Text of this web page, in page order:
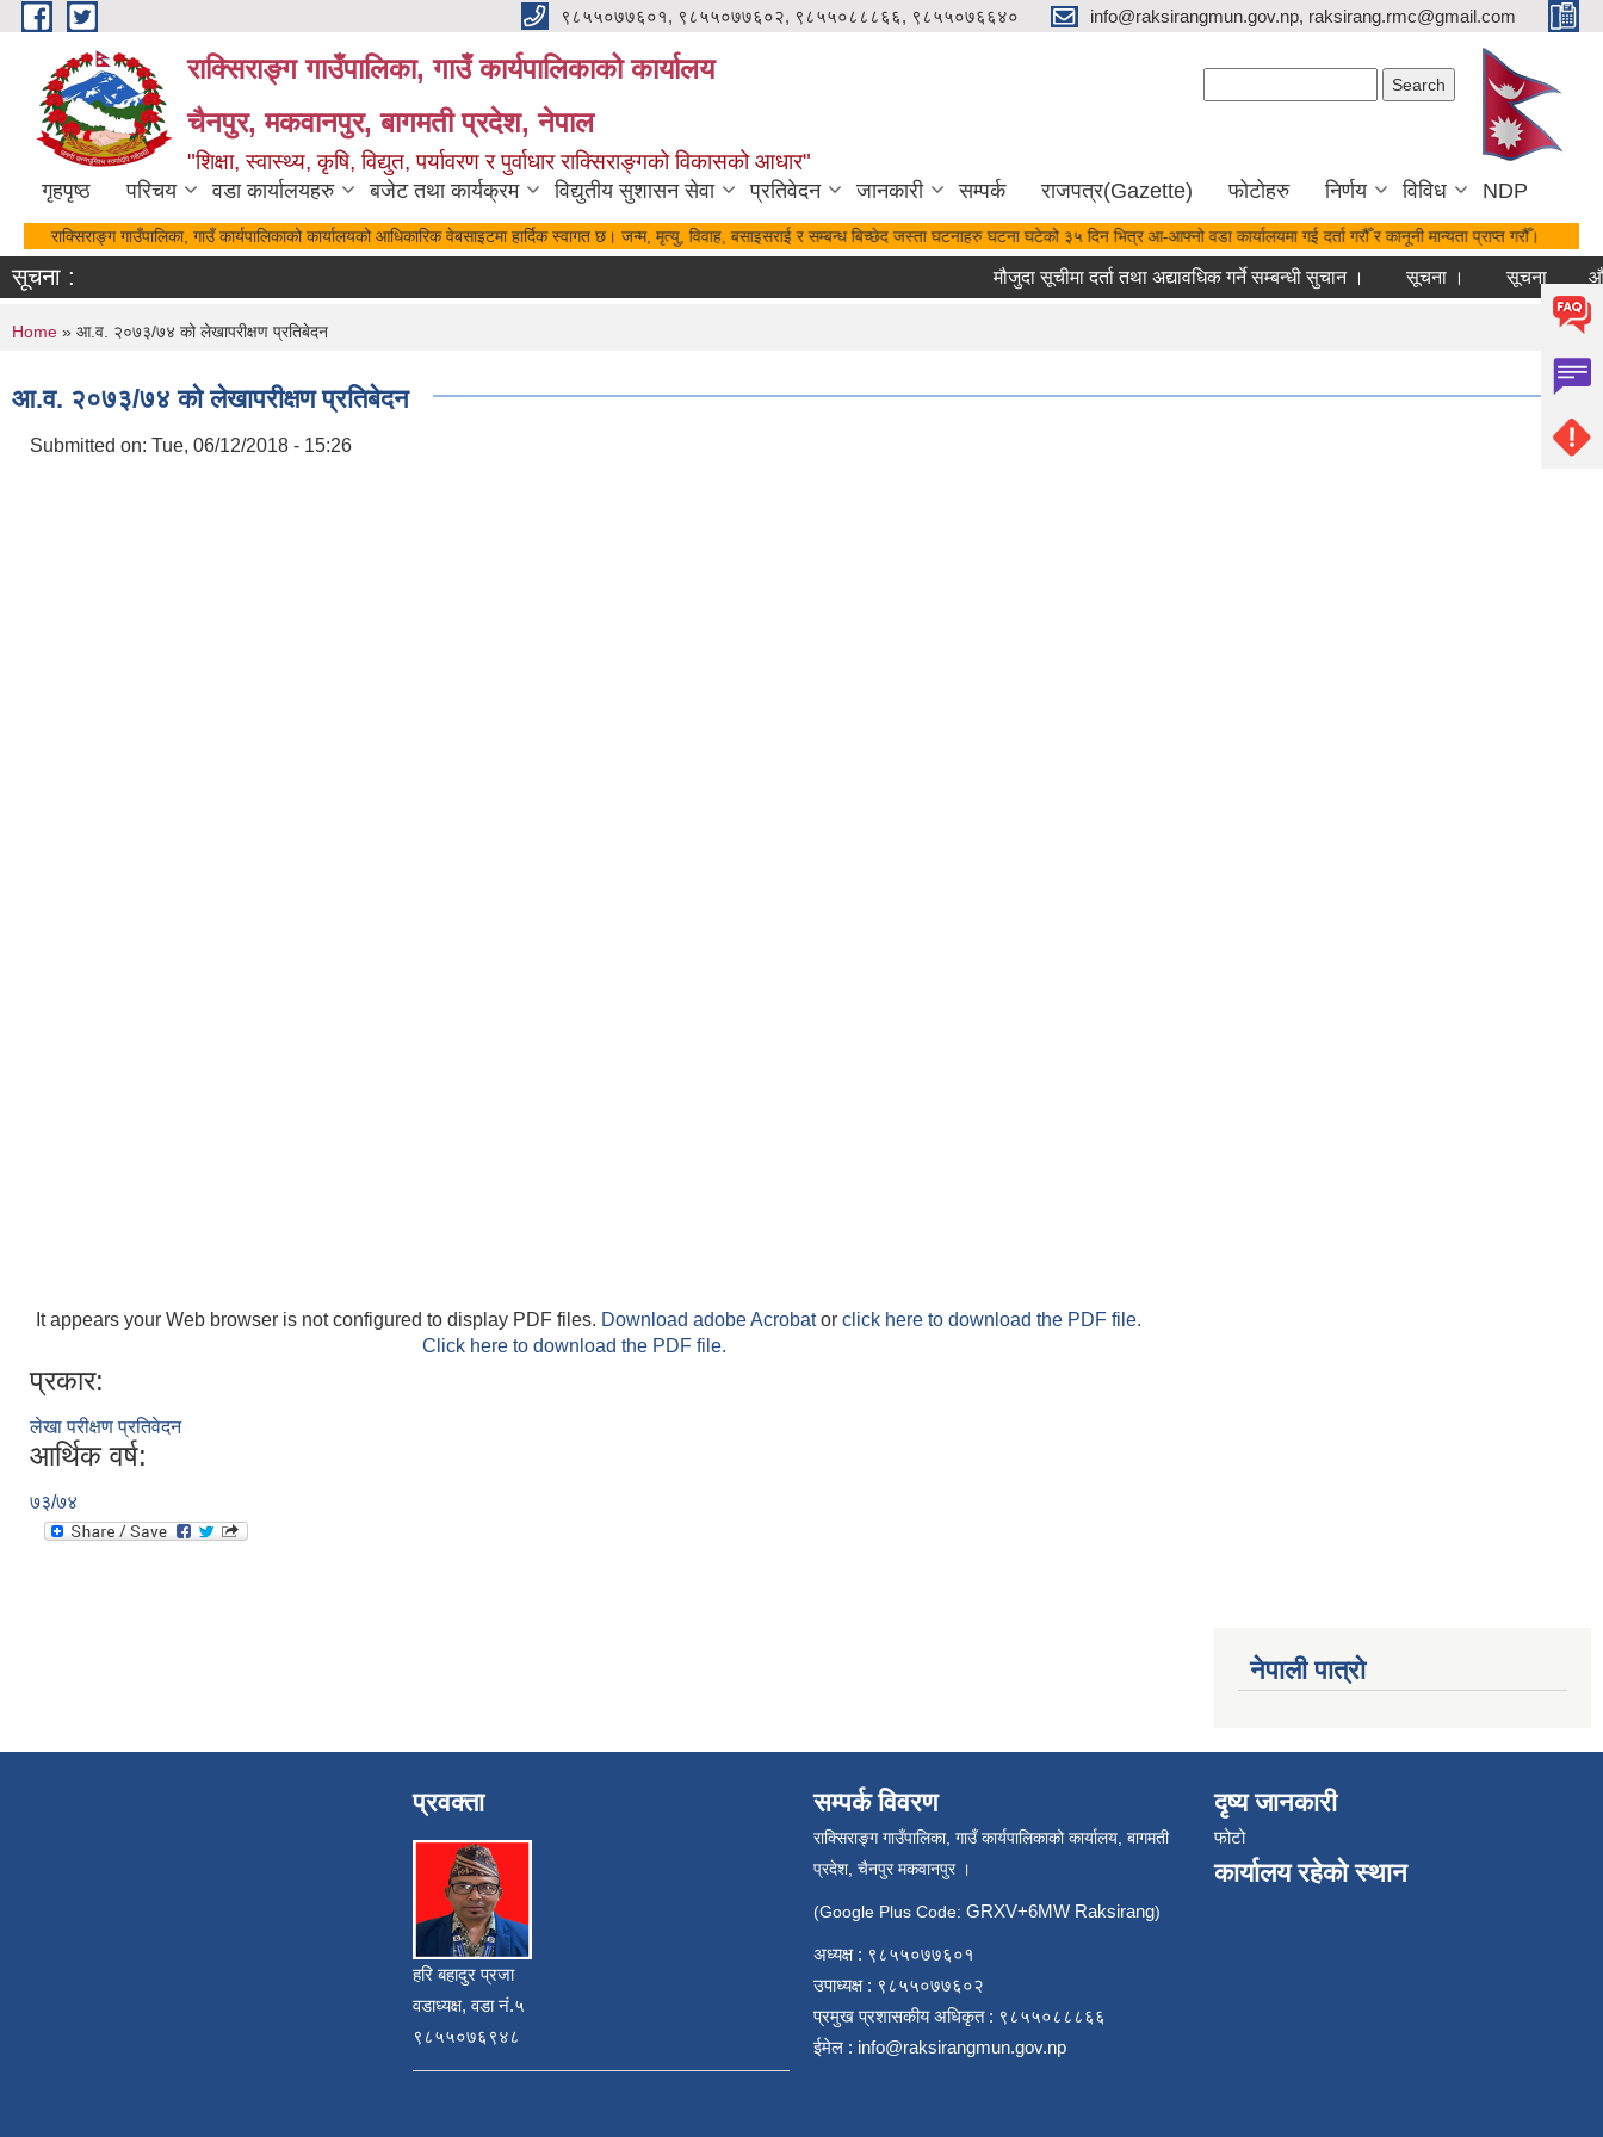
Skip to main content ९८५५०७७६०१, ९८५५०७७६०२, ९८५५०८८८६६, ९८५५०७६६४० info@raksirangmun.gov.np, raksirang.rmc@gmail.com
राक्सिराङ्ग गाउँपालिका, गाउँ कार्यपालिकाको कार्यालय
चैनपुर, मकवानपुर, बागमती प्रदेश, नेपाल
"शिक्षा, स्वास्थ्य, कृषि, विद्युत, पर्यावरण र पुर्वाधार राक्सिराङ्गको विकासको आधार"
गृहपृष्ठ परिचय वडा कार्यालयहरु बजेट तथा कार्यक्रम विद्युतीय सुशासन सेवा प्रतिवेदन जानकारी सम्पर्क राजपत्र(Gazette) फोटोहरु निर्णय विविध NDP
राक्सिराङ्ग गाउँपालिका, गाउँ कार्यपालिकाको कार्यालयको आधिकारिक वेबसाइटमा हार्दिक स्वागत छ। जन्म, मृत्यु, विवाह, बसाइसराई र सम्बन्ध बिच्छेद जस्ता घटनाहरु घटना घटेको ३५ दिन भित्र आ-आफ्नो वडा कार्यालयमा गई दर्ता गरौँ र कानूनी मान्यता प्राप्त गरौँ।
सूचना : मौजुदा सूचीमा दर्ता तथा अद्यावधिक गर्ने सम्बन्धी सुचान । सूचना । सूचना
You are here
Home » आ.व. २०७३/७४ को लेखापरीक्षण प्रतिबेदन
आ.व. २०७३/७४ को लेखापरीक्षण प्रतिबेदन
Submitted on: Tue, 06/12/2018 - 15:26
It appears your Web browser is not configured to display PDF files. Download adobe Acrobator click here to download the PDF file.
Click here to download the PDF file.
प्रकार:
लेखा परीक्षण प्रतिवेदन
आर्थिक वर्ष:
७३/७४
नेपाली पात्रो
प्रवक्ता
हरि बहादुर प्रजा
वडाध्यक्ष, वडा नं.५
९८५५०७६९४८
सम्पर्क विवरण
राक्सिराङ्ग गाउँपालिका, गाउँ कार्यपालिकाको कार्यालय, बागमती
प्रदेश, चैनपुर मकवानपुर ।
(Google Plus Code: GRXV+6MW Raksirang)
अध्यक्ष : ९८५५०७७६०१
उपाध्यक्ष : ९८५५०७७६०२
प्रमुख प्रशासकीय अधिकृत : ९८५५०८८८६६
ईमेल : info@raksirangmun.gov.np
दृष्य जानकारी
फोटो
कार्यालय रहेको स्थान